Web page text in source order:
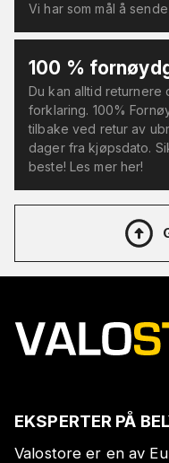
Vi har som mål å
100 %
Du kan alltid returnere
forklaring. 100%
tilbake ved retur av
dager fra kjøpsdato.
beste! Les mer her!
EKSPERTER PÅ
Valostore er en av